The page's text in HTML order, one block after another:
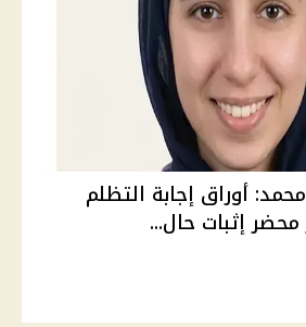
ريم محمد: أوراق إجابة التظلم
إثبات حال...